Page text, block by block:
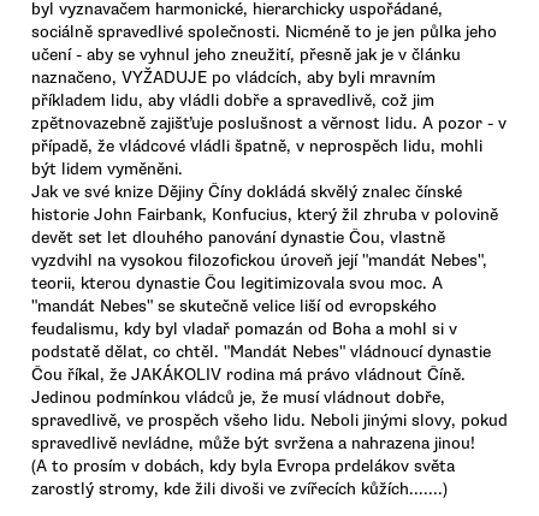
byl vyznavačem harmonické, hierarchicky uspořádané,
sociálně spravedlivé společnosti. Nicméně to je jen půlka jeho
učení - aby se vyhnul jeho zneužití, přesně jak je v článku
naznačeno, VYŽADUJE po vládcích, aby byli mravním
příkladem lidu, aby vládli dobře a spravedlivě, což jim
zpětnovazebně zajišťuje poslušnost a věrnost lidu. A pozor - v
případě, že vládcové vládli špatně, v neprospěch lidu, mohli
být lidem vyměněni.
Jak ve své knize Dějiny Číny dokládá skvělý znalec čínské
historie John Fairbank, Konfucius, který žil zhruba v polovině
devět set let dlouhého panování dynastie Čou, vlastně
vyzdvihl na vysokou filozofickou úroveň její "mandát Nebes",
teorii, kterou dynastie Čou legitimizovala svou moc. A
"mandát Nebes" se skutečně velice liší od evropského
feudalismu, kdy byl vladař pomazán od Boha a mohl si v
podstatě dělat, co chtěl. "Mandát Nebes" vládnoucí dynastie
Čou říkal, že JAKÁKOLIV rodina má právo vládnout Číně.
Jedinou podmínkou vládců je, že musí vládnout dobře,
spravedlivě, ve prospěch všeho lidu. Neboli jinými slovy, pokud
spravedlivě nevládne, může být svržena a nahrazena jinou!
(A to prosím v dobách, kdy byla Evropa prdelákov světa
zarostlý stromy, kde žili divoši ve zvířecích kůžích.......)